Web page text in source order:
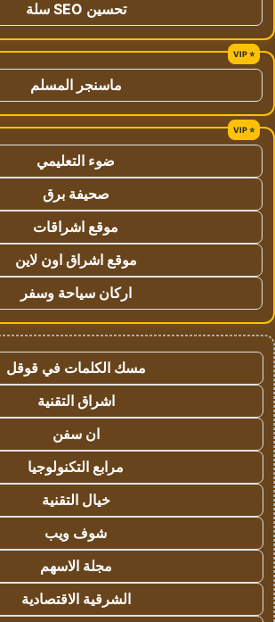
تحسين SEO سلة
ماسنجر المسلم
ضوء التعليمي
صحيفة برق
موقع اشراقات
موقع اشراق اون لاين
اركان سياحة وسفر
مسك الكلمات في قوقل
اشراق التقنية
ان سفن
مرابع التكنولوجيا
خيال التقنية
شوف ويب
مجلة الاسهم
الشرقية الاقتصادية